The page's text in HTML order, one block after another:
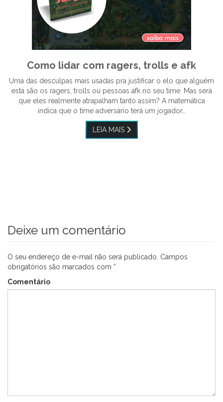
Como lidar com ragers, trolls e afk
Uma das desculpas mais usadas pra justificar o elo que alguém
está são os ragers, trolls ou pessoas afk no seu time. Mas será
que eles realmente atrapalham tanto assim? A matemática
indica que o time adversário terá um jogador…
LEIA MAIS
Deixe um comentário
O seu endereço de e-mail não será publicado. Campos
obrigatórios são marcados com *
Comentário